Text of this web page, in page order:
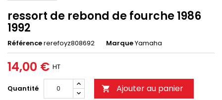
ressort de rebond de fourche 1986
1992
Référencererefoyz808692 MarqueYamaha
14,00 € HT
Quantité  Ajouter au panier